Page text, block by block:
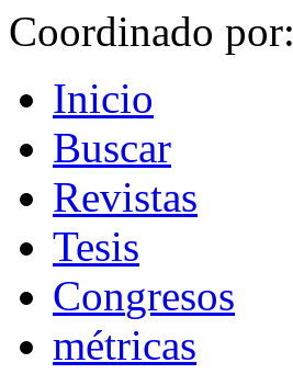
Coordinado por:
Inicio
Buscar
Revistas
Tesis
Congresos
métricas